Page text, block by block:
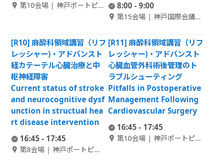
第10会場 | 神戸ポートピア
8:00 - 9:00
第15会場 | 神戸国際会議場
[R10] 麻酔科領域講習（リフ
レッシャー)・アドバンスト
経カテーテル心臓治療と中
枢神経障害
Current status of stroke
and neurocognitive dysf
unction in structual hea
rt disease intervention
16:45 - 17:45
第8会場 | 神戸ポートピア
[R11] 麻酔科領域講習（リフ
レッシャー)・アドバンスト
心臓血管外科術後管理のト
ラブルシューティング
Pitfalls in Postoperative
Management Following
Cardiovascular Surgery
16:45 - 17:45
第10会場 | 神戸ポートピア